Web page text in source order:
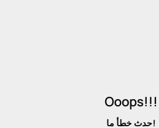
Ooops!!!
حدث خطأ ما!